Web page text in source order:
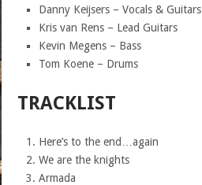
Danny Keijsers – Vocals & Guitars
Kris van Rens – Lead Guitars
Kevin Megens – Bass
Tom Koene – Drums
TRACKLIST
Here’s to the end…again
We are the knights
Armada